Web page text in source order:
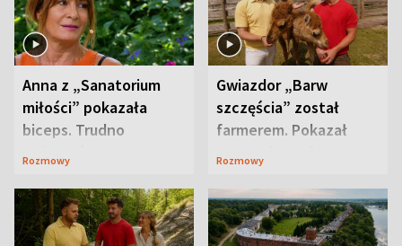
Anna z „Sanatorium
miłości” pokazała
biceps. Trudno
uwierzyć, co przeszła
Rozmowy
Gwiazdor „Barw
szczęścia” został
farmerem. Pokazał
swoje niezwykłe
Rozmowy